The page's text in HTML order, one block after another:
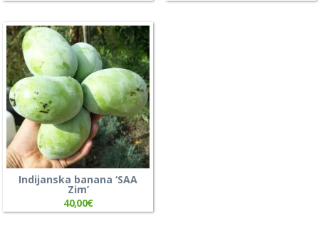
Indijanska banana ‘SAA
Zim’
40,00€